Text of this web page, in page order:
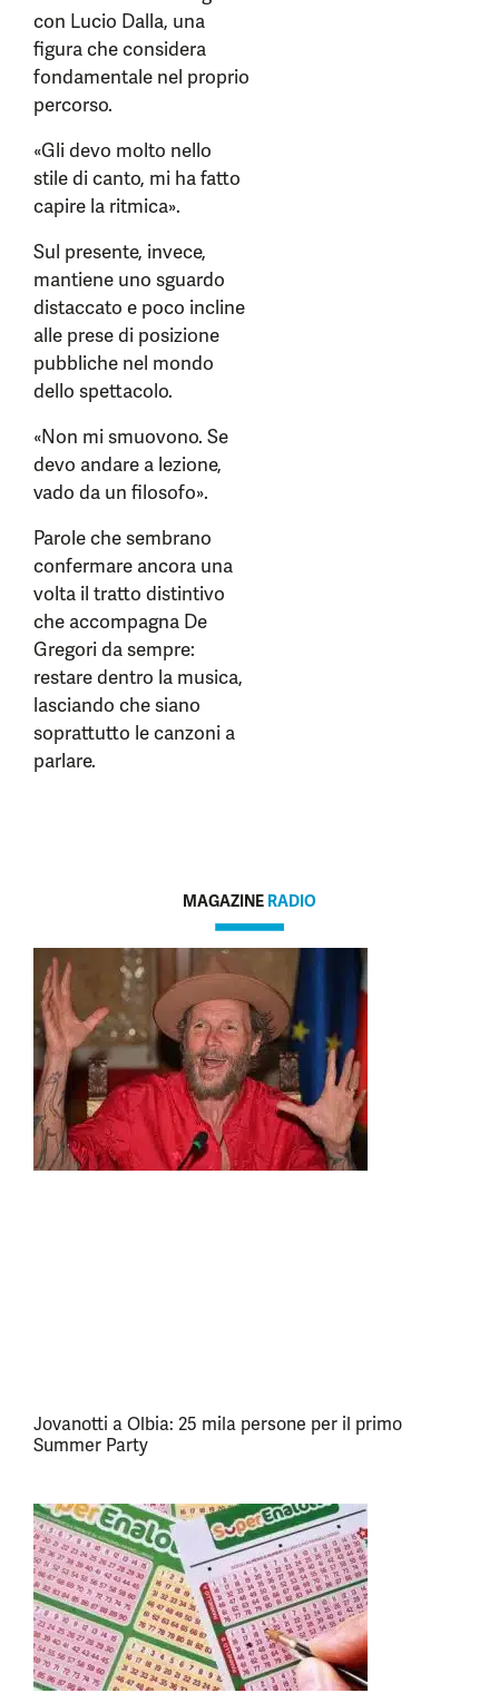
con Lucio Dalla, una
figura che considera
fondamentale nel proprio
percorso.
«Gli devo molto nello
stile di canto, mi ha fatto
capire la ritmica».
Sul presente, invece,
mantiene uno sguardo
distaccato e poco incline
alle prese di posizione
pubbliche nel mondo
dello spettacolo.
«Non mi smuovono. Se
devo andare a lezione,
vado da un filosofo».
Parole che sembrano
confermare ancora una
volta il tratto distintivo
che accompagna De
Gregori da sempre:
restare dentro la musica,
lasciando che siano
soprattutto le canzoni a
parlare.
MAGAZINE RADIO
Jovanotti a Olbia: 25 mila persone per il primo
Summer Party